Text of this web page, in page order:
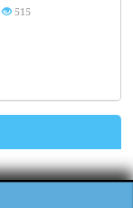
515